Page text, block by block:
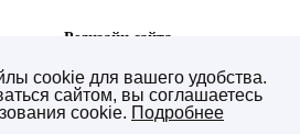
Редизайн сайта
Техническая поддержка
Синхронизация с 1С
cookie для вашего удобства.
сайтом, вы соглашаетесь
cookie. Подробнее